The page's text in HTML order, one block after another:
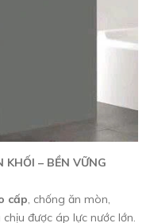
KHỐI – BỀN VỮNG
cấp, chống ăn mòn,
được áp lực nước lớn.